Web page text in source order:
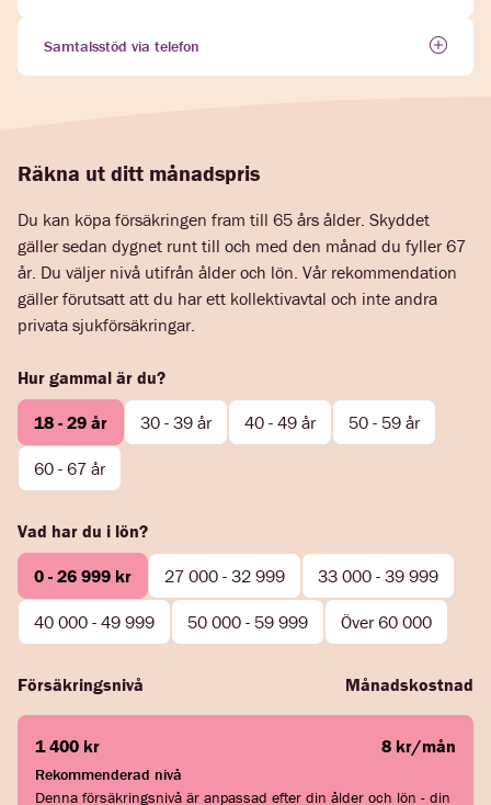
Samtalsstöd via telefon
Räkna ut ditt månadspris
Du kan köpa försäkringen fram till 65 års ålder. Skyddet
gäller sedan dygnet runt till och med den månad du fyller 67
år. Du väljer nivå utifrån ålder och lön. Vår rekommendation
gäller förutsatt att du har ett kollektivavtal och inte andra
privata sjukförsäkringar.
Hur gammal är du?
18 - 29 år 30 - 39 år 40 - 49 år 50 - 59 år
60 - 67 år
Vad har du i lön?
0 - 26 999 kr 27 000 - 32 999 33 000 - 39 999
40 000 - 49 999 50 000 - 59 999 Över 60 000
Försäkringsnivå Månadskostnad
1 400 kr 8 kr/mån
Rekommenderad nivå
Denna försäkringsnivå är anpassad efter din ålder och lön - din